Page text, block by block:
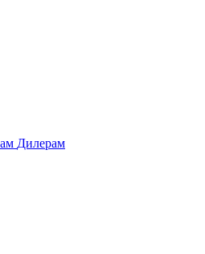
Дилерам